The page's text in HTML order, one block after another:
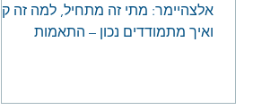
אלצהיימר: מתי זה מתחיל, למה זה
ואיך מתמודדים נכון – התאמות